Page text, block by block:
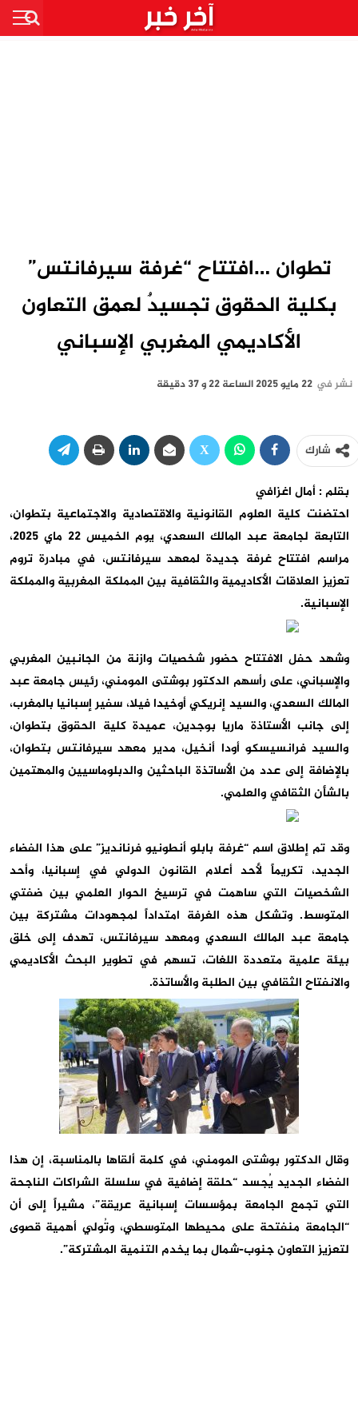
تطوان …افتتاح “غرفة سيرفانتس”
بكلية الحقوق تجسيدٌ لعمق التعاون
الأكاديمي المغربي الإسباني
نشر في 22 مايو 2025 الساعة 22 و 37 دقيقة
شارك
بقلم : أمال اغزافي
احتضنت كلية العلوم القانونية والاقتصادية والاجتماعية بتطوان،
التابعة لجامعة عبد المالك السعدي، يوم الخميس 22 ماي 2025،
مراسم افتتاح غرفة جديدة لمعهد سيرفانتس، في مبادرة تروم
تعزيز العلاقات الأكاديمية والثقافية بين المملكة المغربية والمملكة
الإسبانية.
وشهد حفل الافتتاح حضور شخصيات وازنة من الجانبين المغربي
والإسباني، على رأسهم الدكتور بوشتى المومني، رئيس جامعة عبد
المالك السعدي، والسيد إنريكي أوخيدا فيلا، سفير إسبانيا بالمغرب،
إلى جانب الأستاذة ماريا بوجدين، عميدة كلية الحقوق بتطوان،
والسيد فرانسيسكو أودا أنخيل، مدير معهد سيرفانتس بتطوان،
بالإضافة إلى عدد من الأساتذة الباحثين والدبلوماسيين والمهتمين
بالشأن الثقافي والعلمي.
وقد تم إطلاق اسم “غرفة بابلو أنطونيو فرنانديز” على هذا الفضاء
الجديد، تكريماً لأحد أعلام القانون الدولي في إسبانيا، وأحد
الشخصيات التي ساهمت في ترسيخ الحوار العلمي بين ضفتي
المتوسط. وتشكل هذه الغرفة امتداداً لمجهودات مشتركة بين
جامعة عبد المالك السعدي ومعهد سيرفانتس، تهدف إلى خلق
بيئة علمية متعددة اللغات، تسهم في تطوير البحث الأكاديمي
والانفتاح الثقافي بين الطلبة والأساتذة.
وقال الدكتور بوشتى المومني، في كلمة ألقاها بالمناسبة، إن هذا
الفضاء الجديد يُجسد “حلقة إضافية في سلسلة الشراكات الناجحة
التي تجمع الجامعة بمؤسسات إسبانية عريقة”، مشيراً إلى أن
“الجامعة منفتحة على محيطها المتوسطي، وتُولي أهمية قصوى
لتعزيز التعاون جنوب-شمال بما يخدم التنمية المشتركة”.